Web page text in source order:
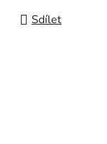
Sdílet